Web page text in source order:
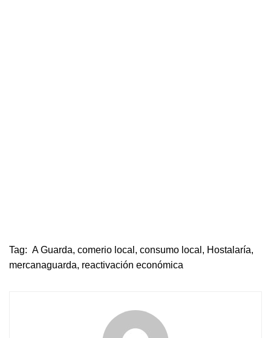
Tag: A Guarda, comerio local , consumo local , Hostalaría,
mercanaguarda, reactivación económica